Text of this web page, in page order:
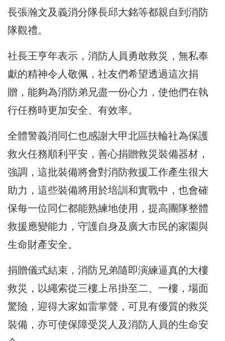
長張瀚文及義消分隊長邱大銘等都親自到消防
隊觀禮。
社長王亨年表示，消防人員勇敢救災，無私奉
獻的精神令人敬佩，社友們希望透過這次捐
贈，能夠為消防弟兄盡一份心力，使他們在執
行任務時更加安全、有效率。
全體警義消同仁也感謝大甲北區扶輪社為保護
救火任務順利平安，善心捐贈救災裝備器材，
強調，這批裝備將會對消防救援工作產生很大
助力，這些裝備將用於培訓和實戰中，也會確
保每一位同仁都能熟練地使用，提高團隊整體
救援應變能力，守護自身及廣大市民的家園與
生命財產安全。
捐贈儀式結束，消防兄弟隨即演練逼真的大樓
救災，以繩索從三樓上吊掛至二、一樓，場面
驚險，迎得大家如雷掌聲，可見有優質的救災
裝備，亦可使保障受災人及消防人員的生命安